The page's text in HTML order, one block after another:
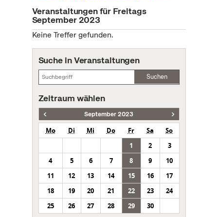
Veranstaltungen für Freitags
September 2023
Keine Treffer gefunden.
Suche in Veranstaltungen
Suchen
Zeitraum wählen
September 2023
Mo Di Mi Do Fr Sa
So
1
2
3
4
5 6 7 8 9
10
11
12 13 14 15 16
17
18
19 20 21 22 23
24
25
26 27 28 29 30